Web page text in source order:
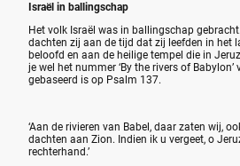
Israël in ballingschap
Het volk Israël was in ballingschap
dachten zij aan de tijd dat zij leefden in het
beloofd en aan de heilige tempel die in
je wel het nummer ‘By the rivers of Babylon’
gebaseerd is op Psalm 137.
‘Aan de rivieren van Babel, daar zaten wij,
dachten aan Zion. Indien ik u vergeet, o
rechterhand.’